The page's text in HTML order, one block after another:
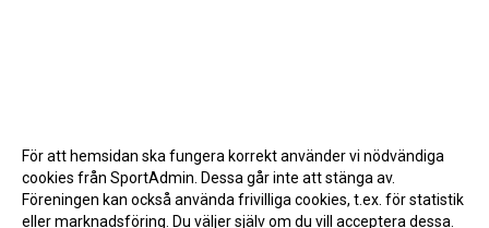
För att hemsidan ska fungera korrekt använder vi nödvändiga
cookies från SportAdmin. Dessa går inte att stänga av.
Föreningen kan också använda frivilliga cookies, t.ex. för statistik
eller marknadsföring. Du väljer själv om du vill acceptera dessa.